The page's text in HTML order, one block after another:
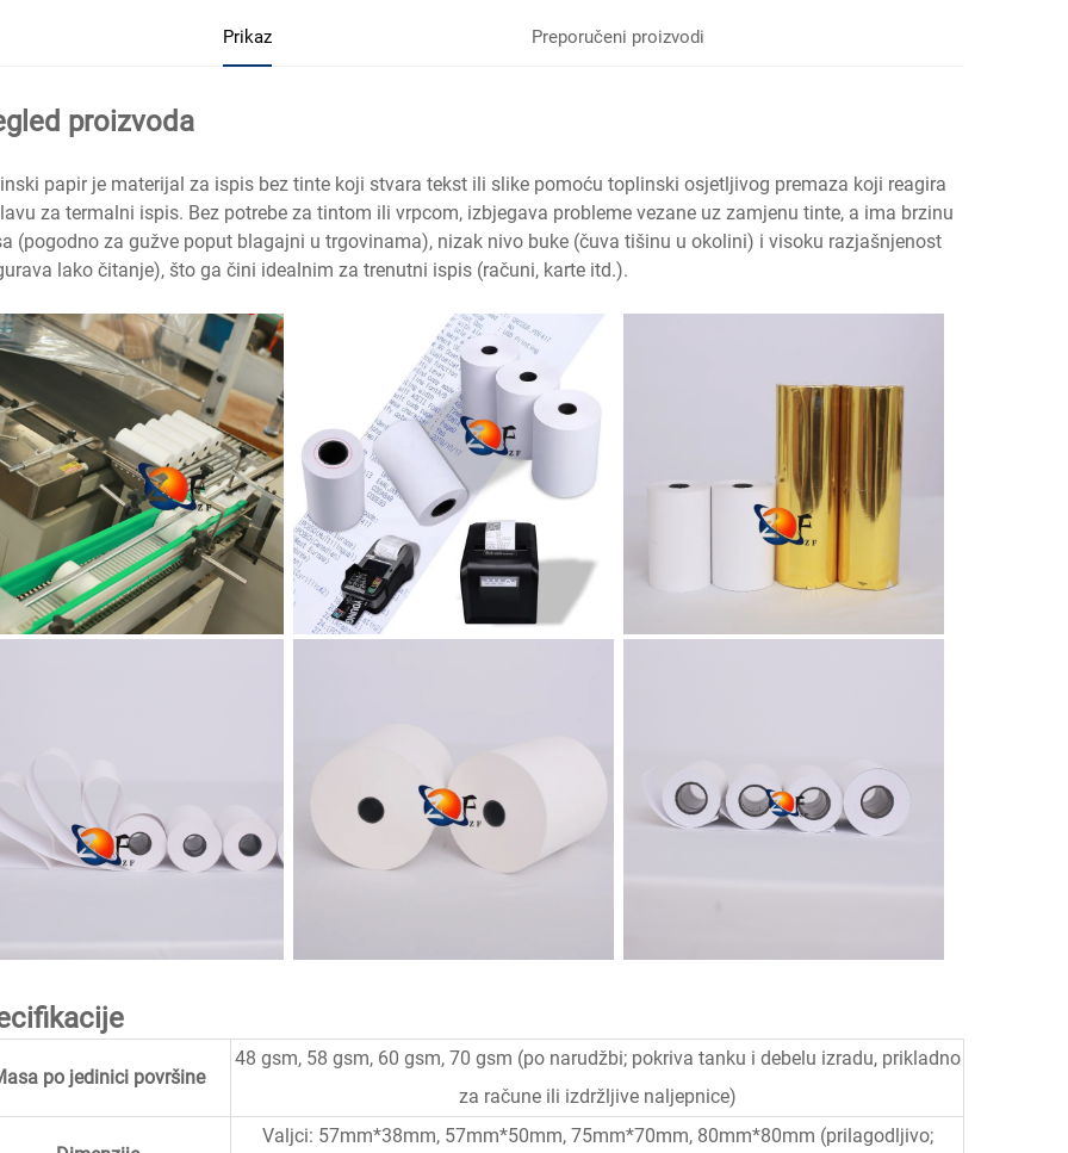
Prikaz Preporučeni proizvodi
proizvoda
papir je materijal za ispis bez tinte koji stvara tekst ili slike pomoću toplinski osjetljivog premaza koji reagira
za termalni ispis. Bez potrebe za tintom ili vrpcom, izbjegava probleme vezane uz zamjenu tinte, a ima brzinu
(pogodno za gužve poput blagajni u trgovinama), nizak nivo buke (čuva tišinu u okolini) i visoku razjašnjenost
lako čitanje), što ga čini idealnim za trenutni ispis (računi, karte itd.).
po jedinici površine
48 gsm, 58 gsm, 60 gsm, 70 gsm (po narudžbi; pokriva tanku i debelu izradu, prikladno
za račune ili izdržljive naljepnice)
Valjci: 57mm*38mm, 57mm*50mm, 75mm*70mm, 80mm*80mm (prilagodljivo;